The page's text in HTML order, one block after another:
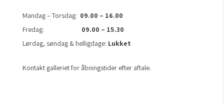
Mandag – Torsdag: 09.00 – 16.00
Fredag: 09.00 – 15.30
Lørdag, søndag & helligdage: Lukket
Kontakt galleriet for åbningstider efter aftale.